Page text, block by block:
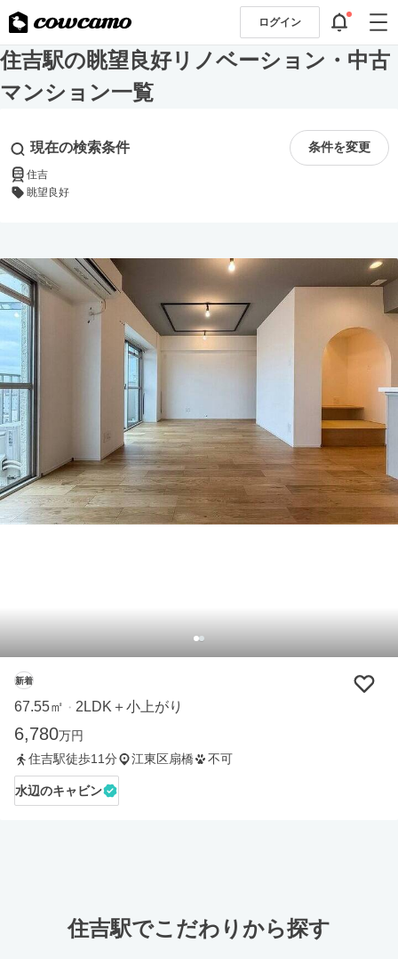
ログイン
住吉駅の眺望良好リノベーション・中古
マンション一覧
現在の検索条件 条件を変更
住吉
眺望良好
新着
67.55㎡ ・ 2LDK＋小上がり
6,780万円
住吉駅徒歩11分
江東区扇橋 不可
水辺のキャビン
住吉駅でこだわりから探す